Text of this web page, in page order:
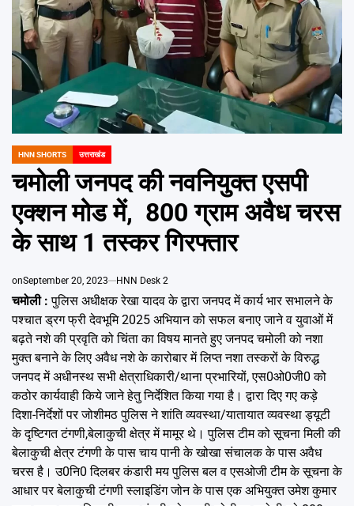
POSTED
HNN SHORTS उत्तराखंड
चमोली जनपद की नवनियुक्त एसपी
एक्शन मोड में, 800 ग्राम अवैध चरस
के साथ 1 तस्कर गिरफ्तार
onSeptember 20, 2023 HNN Desk 2
चमोली : पुलिस अधीक्षक रेखा यादव के द्वारा जनपद में कार्य भार सभालने के
पश्चात ड्रग फ्री देवभूमि 2025 अभियान को सफल बनाए जाने व युवाओं में
बढ़ते नशे की प्रवृति को चिंता का विषय मानते हुए जनपद चमोली को नशा
मुक्त बनाने के लिए अवैध नशे के कारोबार में लिप्त नशा तस्करों के विरुद्ध
जनपद में अधीनस्थ सभी क्षेत्राधिकारी/थाना प्रभारियों, एस0ओ0जी0 को
कठोर कार्यवाही किये जाने हेतु निर्देशित किया गया है। द्वारा दिए गए कड़े
दिशा-निर्देशों पर जोशीमठ पुलिस ने शांति व्यवस्था/यातायात व्यवस्था ड्यूटी
के दृष्टिगत टंगणी,बेलाकुची क्षेत्र में मामूर थे। पुलिस टीम को सूचना मिली की
बेलाकुची क्षेत्र टंगणी के पास चाय पानी के खोखा संचालक के पास अवैध
चरस है। उ0नि0 दिलबर कंडारी मय पुलिस बल व एसओजी टीम के सूचना के
आधार पर बेलाकुची टंगणी स्लाइडिंग जोन के पास एक अभियुक्त उमेश कुमार